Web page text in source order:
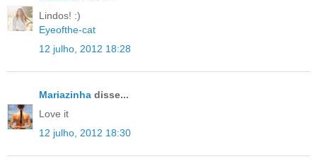
Lindos! :)
Eyeofthe-cat
12 julho, 2012 18:28
Mariazinha disse...
Love it
12 julho, 2012 18:30